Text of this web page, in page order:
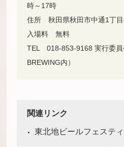
時～17時
住所 秋田県秋田市中通1丁
入場料 無料
TEL 018-853-9168 実行委員
BREWING内）
関連リンク
東北地ビールフェステ